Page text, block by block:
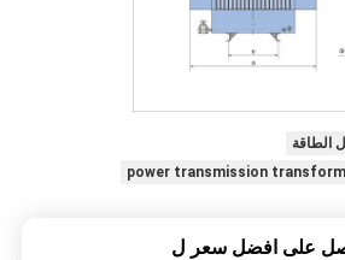
الطاقة
power transmission
على افضل سعر ل